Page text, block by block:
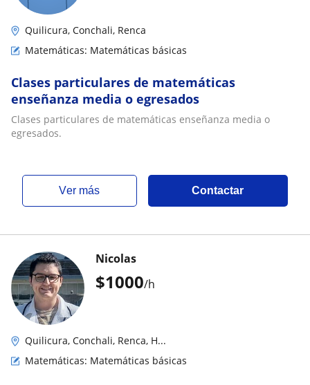
Quilicura, Conchali, Renca
Matemáticas: Matemáticas básicas
Clases particulares de matemáticas
enseñanza media o egresados
Clases particulares de matemáticas enseñanza media o
egresados.
ver más Contactar
$1000/h
Nicolas
Quilicura, Conchali, Renca, H...
Matemáticas: Matemáticas básicas